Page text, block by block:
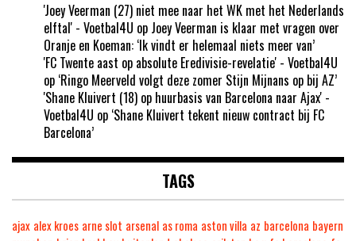
'Joey Veerman (27) niet mee naar het WK met het Nederlands
elftal' - Voetbal4U op Joey Veerman is klaar met vragen over
Oranje en Koeman: ‘Ik vindt er helemaal niets meer van’
'FC Twente aast op absolute Eredivisie-revelatie' - Voetbal4U
op ‘Ringo Meerveld volgt deze zomer Stijn Mijnans op bij AZ’
'Shane Kluivert (18) op huurbasis van Barcelona naar Ajax' -
Voetbal4U op ‘Shane Kluivert tekent nieuw contract bij FC
Barcelona’
TAGS
ajax alex kroes arne slot arsenal as roma aston villa az barcelona bayern